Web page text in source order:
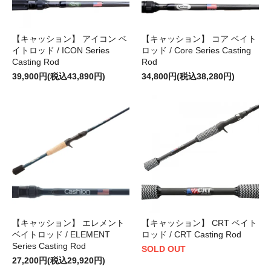
【キャッション】 アイコン ベ
イトロッド / ICON Series
Casting Rod
39,900円(税込43,890円)
【キャッション】 コア ベイト
ロッド / Core Series Casting
Rod
34,800円(税込38,280円)
【キャッション】 エレメント
ベイトロッド / ELEMENT
Series Casting Rod
27,200円(税込29,920円)
【キャッション】 CRT ベイト
ロッド / CRT Casting Rod
SOLD OUT